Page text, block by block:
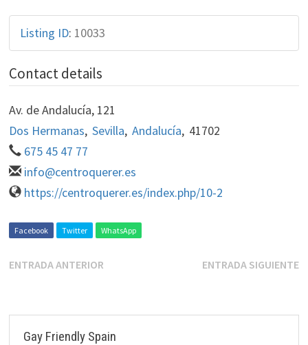
Listing ID: 10033
Contact details
Av. de Andalucía, 121
Dos Hermanas, Sevilla, Andalucía, 41702
675 45 47 77
info@centroquerer.es
https://centroquerer.es/index.php/10-2
Facebook Twitter WhatsApp
ENTRADA ANTERIOR ENTRADA SIGUIENTE
Gay Friendly Spain